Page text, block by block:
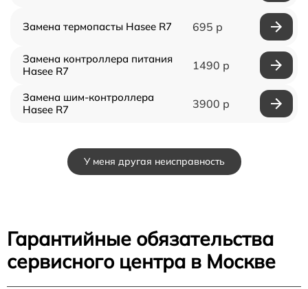
Замена термопасты Hasee R7 695 р
Замена контроллера питания
Hasee R7
1490 р
Замена шим-контроллера
Hasee R7
3900 р
У меня другая неисправность
Гарантийные обязательства
сервисного центра в Москве